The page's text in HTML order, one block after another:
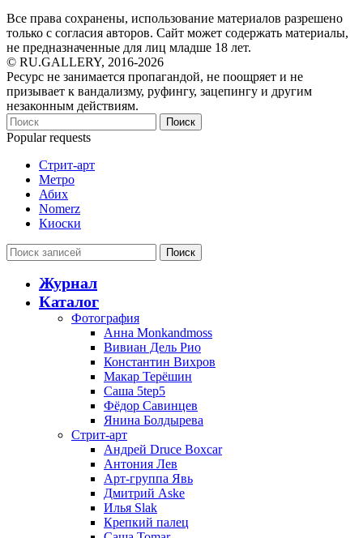
Все права сохранены, использование материалов разрешено
только с согласия авторов. Сайт может содержать материалы,
не предназначенные для лиц младше 18 лет.
© RU.GALLERY, 2016-2026
Ресурс не занимается пропагандой, не поощряет и не
призывает к вандализму, руфингу, зацепингу и другим
незаконным действиям.
Поиск
Popular requests
Стрит-арт
Метро
Абих
Nomerz
Киоски
Поиск
Журнал
Каталог
Фотография
Анна Monkandmoss
Вивиан Дель Рио
Константин Вихров
Макар Терёшин
Саша 5tep5
Фёдор Савинцев
Янина Болдырева
Стрит-арт
Андрей Druce Boxcar
Антония Лев
Арт-группа Явь
Дмитрий Aske
Илья Slak
Крепкий палец